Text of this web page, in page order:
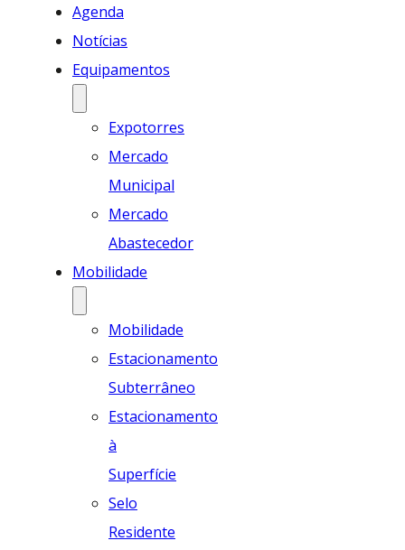
Agenda
Notícias
Equipamentos
Expotorres
Mercado
Municipal
Mercado
Abastecedor
Mobilidade
Mobilidade
Estacionamento
Subterrâneo
Estacionamento
à
Superfície
Selo
Residente